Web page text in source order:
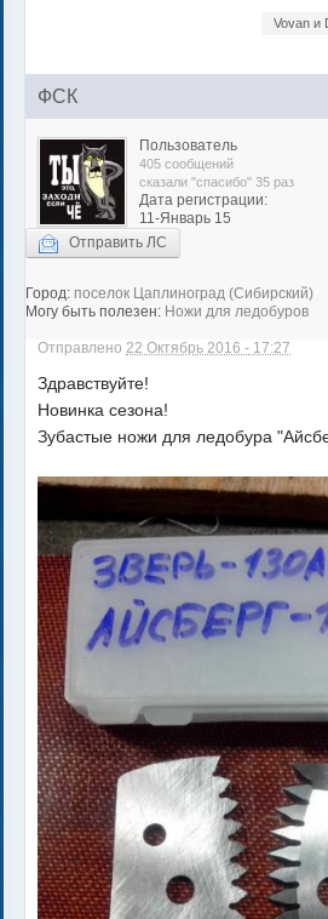
Vovan и
ФСК
Пользователь
405 сообщений
сказали "спасибо" 35 раз
Дата регистрации:
11-Январь 15
Отправить ЛС
Город: поселок Цаплиноград (Сибирский)
Могу быть полезен: Ножи для ледобуров
Отправлено22 Октябрь 2016 - 17:27
Здравствуйте!
Новинка сезона!
Зубастые ножи для ледобура